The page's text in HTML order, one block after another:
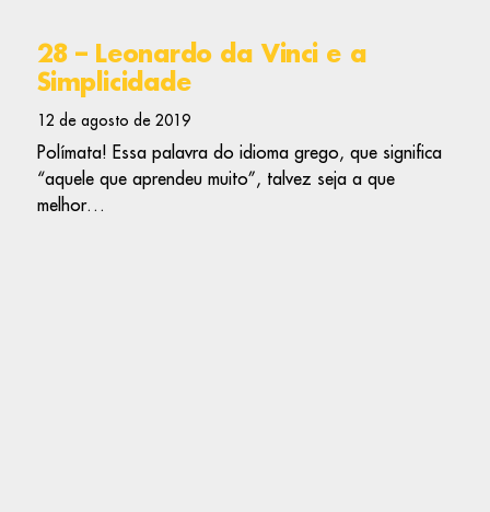
28 – Leonardo da Vinci e a
Simplicidade
12 de agosto de 2019
Polímata! Essa palavra do idioma grego, que significa
“aquele que aprendeu muito”, talvez seja a que
melhor…